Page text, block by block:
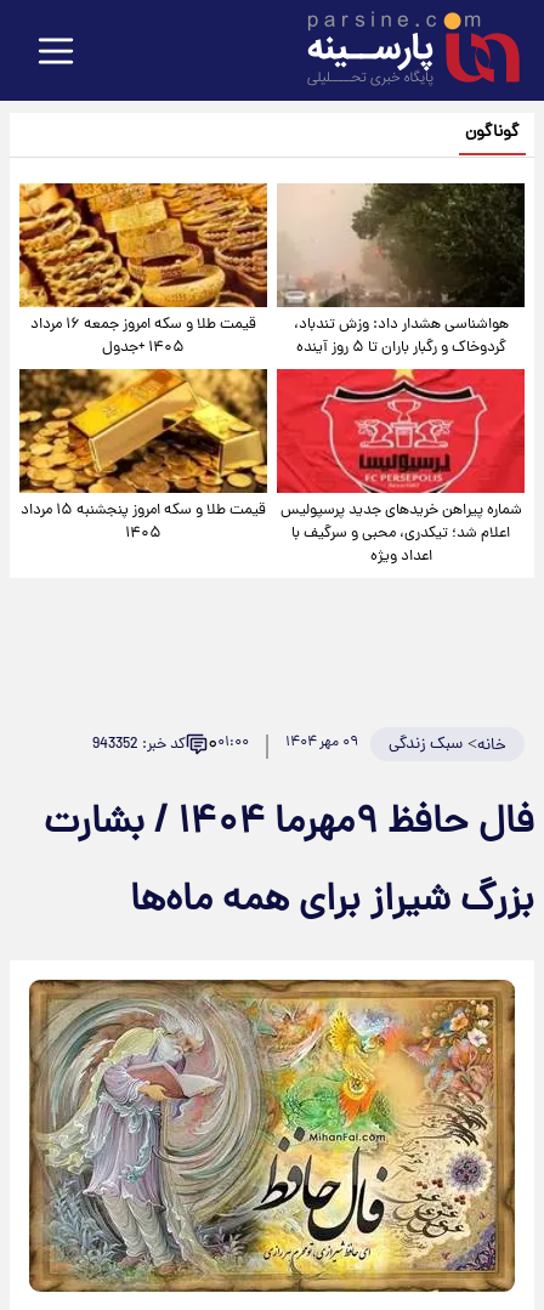
گوناگون
هواشناسی هشدار داد: وزش تندباد،
گردوخاک و رگبار باران تا ۵ روز آینده
قیمت طلا و سکه امروز جمعه ۱۶ مرداد
۱۴۰۵ +جدول
شماره پیراهن خریدهای جدید پرسپولیس
اعلام شد؛ تیکدری، محبی و سرگیف با
اعداد ویژه
قیمت طلا و سکه امروز پنجشنبه ۱۵ مرداد
۱۴۰۵
خانه>سبک زندگی ۰۹ مهر ۱۴۰۴ ۰۱:۰۰۰ کد خبر: 943352
فال حافظ ۹مهرما ۱۴۰۴ / بشارت
بزرگ شیراز برای همه ماه‌ها